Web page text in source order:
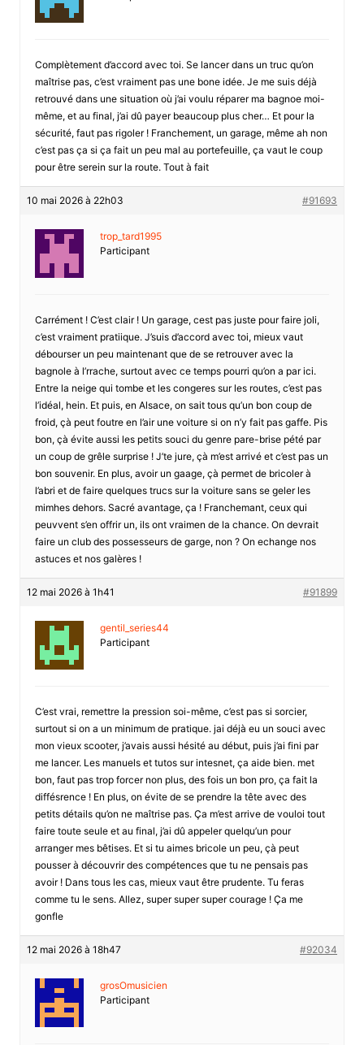
Complètement d’accord avec toi. Se lancer dans un truc qu’on
maîtrise pas, c’est vraiment pas une bone idée. Je me suis déjà
retrouvé dans une situation où j’ai voulu réparer ma bagnoe moi-
même, et au final, j’ai dû payer beaucoup plus cher… Et pour la
sécurité, faut pas rigoler ! Franchement, un garage, même ah non
c’est pas ça si ça fait un peu mal au portefeuille, ça vaut le coup
pour être serein sur la route. Tout à fait
10 mai 2026 à 22h03 #91693
trop_tard1995
Participant
Carrément ! C’est clair ! Un garage, cest pas juste pour faire joli,
c’est vraiment pratiique. J’suis d’accord avec toi, mieux vaut
débourser un peu maintenant que de se retrouver avec la
bagnole à l’rrache, surtout avec ce temps pourri qu’on a par ici.
Entre la neige qui tombe et les congeres sur les routes, c’est pas
l’idéal, hein. Et puis, en Alsace, on sait tous qu’un bon coup de
froid, çà peut foutre en l’air une voiture si on n’y fait pas gaffe. Pis
bon, çà évite aussi les petits souci du genre pare-brise pété par
un coup de grêle surprise ! J’te jure, çà m’est arrivé et c’est pas un
bon souvenir. En plus, avoir un gaage, çà permet de bricoler à
l’abri et de faire quelques trucs sur la voiture sans se geler les
mimhes dehors. Sacré avantage, ça ! Franchemant, ceux qui
peuvvent s’en offrir un, ils ont vraimen de la chance. On devrait
faire un club des possesseurs de garge, non ? On echange nos
astuces et nos galères !
12 mai 2026 à 1h41 #91899
gentil_series44
Participant
C’est vrai, remettre la pression soi-même, c’est pas si sorcier,
surtout si on a un minimum de pratique. jai déjà eu un souci avec
mon vieux scooter, j’avais aussi hésité au début, puis j’ai fini par
me lancer. Les manuels et tutos sur intesnet, ça aide bien. met
bon, faut pas trop forcer non plus, des fois un bon pro, ça fait la
diffésrence ! En plus, on évite de se prendre la tête avec des
petits détails qu’on ne maîtrise pas. Ça m’est arrive de vouloi tout
faire toute seule et au final, j’ai dû appeler quelqu’un pour
arranger mes bêtises. Et si tu aimes bricole un peu, çà peut
pousser à découvrir des compétences que tu ne pensais pas
avoir ! Dans tous les cas, mieux vaut être prudente. Tu feras
comme tu le sens. Allez, super super super courage ! Ça me
gonfle
12 mai 2026 à 18h47 #92034
grosOmusicien
Participant